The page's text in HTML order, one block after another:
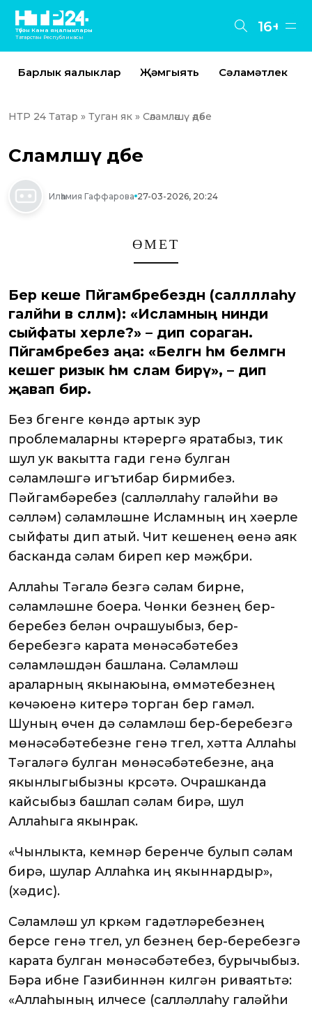
Түбән Кама яңалыклары
Татарстан Республикасы
16+
Барлык яңалыклар Җәмгыять Сәламәтлек
НТР 24 Татар » Туган як » Сәламләшү әдәбе
Сәламләшү әдәбе
Илһамия Гаффарова 27-03-2026, 20:24
ӨМЕТ
Бер кеше Пәйгамбәребездән (салләллаһу
галәйһи вә сәлләм): «Исламның нинди
сыйфаты хәерле?» – дип сораган.
Пәйгамбәребез аңа: «Белгән һәм белмәгән
кешегә ризык һәм сәлам бирү», – дип
җавап бирә.
Без бүгенге көндә артык зур
проблемаларны күтәрергә яратабыз, тик
шул ук вакытта гади генә булган
сәламләшүгә игътибар бирмибез.
Пәйгамбәребез (салләллаһу галәйһи вә
сәлләм) сәламләшүне Исламның иң хәерле
сыйфаты дип атый. Чит кешенең өенә аяк
басканда сәлам биреп керү мәҗбүри.
Аллаһы Тәгалә безгә сәлам бирүне,
сәламләшүне боера. Чөнки безнең бер-
беребез белән очрашуыбыз, бер-
беребезгә карата мөнәсәбәтебез
сәламләшүдән башлана. Сәламләшү
араларның якынаюына, өммәтебезнең
көчәюенә китерә торган бер гамәл.
Шуның өчен дә сәламләшү бер-беребезгә
мөнәсәбәтебезне генә түгел, хәтта Аллаһы
Тәгаләгә булган мөнәсәбәтебезне, аңа
якынлыгыбызны күрсәтә. Очрашканда
кайсыбыз башлап сәлам бирә, шул
Аллаһыга якынрак.
«Чынлыкта, кемнәр беренче булып сәлам
бирә, шулар Аллаһка иң якыннардыр»,
(хәдис).
Сәламләшү ул күркәм гадәтләребезнең
берсе генә түгел, ул безнең бер-беребезгә
карата булган мөнәсәбәтебез, бурычыбыз.
Бәра ибне Газибиннән килгән риваятьтә:
«Аллаһының илчесе (салләллаһу галәйһи